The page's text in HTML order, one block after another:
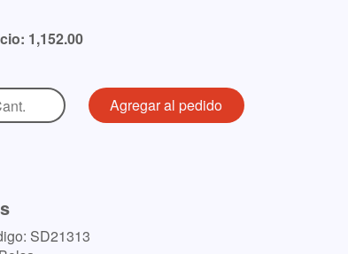
1,152.00
SD21313